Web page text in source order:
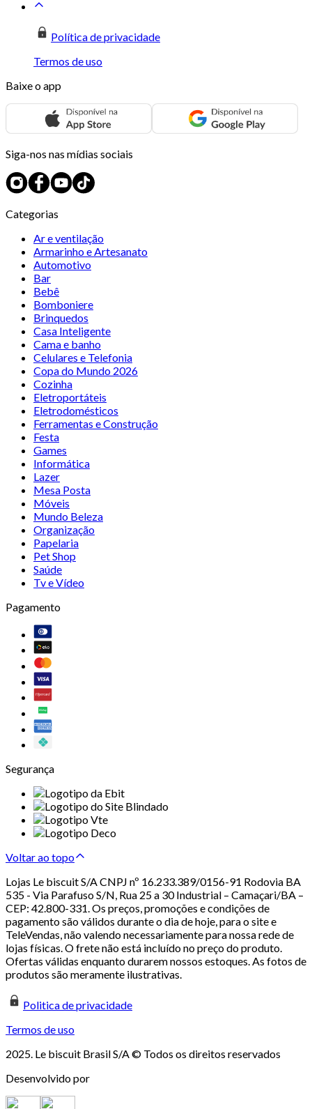
Política de privacidade
Termos de uso
Baixe o app
Siga-nos nas mídias sociais
Categorias
Ar e ventilação
Armarinho e Artesanato
Automotivo
Bar
Bebê
Bomboniere
Brinquedos
Casa Inteligente
Cama e banho
Celulares e Telefonia
Copa do Mundo 2026
Cozinha
Eletroportáteis
Eletrodomésticos
Ferramentas e Construção
Festa
Games
Informática
Lazer
Mesa Posta
Móveis
Mundo Beleza
Organização
Papelaria
Pet Shop
Saúde
Tv e Vídeo
Pagamento
Segurança
Voltar ao topo
Lojas Le biscuit S/A CNPJ nº 16.233.389/0156-91 Rodovia BA
535 - Via Parafuso S/N, Rua 25 a 30 Industrial – Camaçari/BA –
CEP: 42.800-331. Os preços, promoções e condições de
pagamento são válidos durante o dia de hoje, para o site e
TeleVendas, não valendo necessariamente para nossa rede de
lojas físicas. O frete não está incluído no preço do produto.
Ofertas válidas enquanto durarem nossos estoques. As fotos de
produtos são meramente ilustrativas.
Politica de privacidade
Termos de uso
2025. Le biscuit Brasil S/A © Todos os direitos reservados
Desenvolvido por